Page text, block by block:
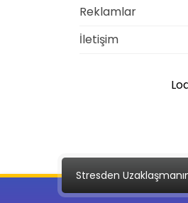
Reklamlar
İletişim
Stresden